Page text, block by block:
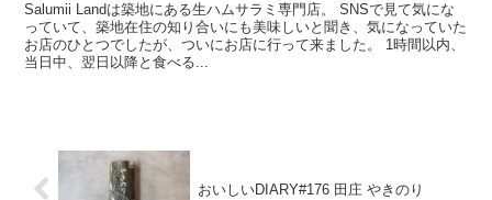
Salumii Landは築地にある生ハムサラミ専門店。 SNSで見て気にな
っていて、築地在住の知り合いにも美味しいと聞き、気になっていた
お店のひとつでしたが、ついにお店に行って来ました。 1時間以内、
当日中、翌日以降と食べる...
おいしいDIARY#176 田庄 やきのり